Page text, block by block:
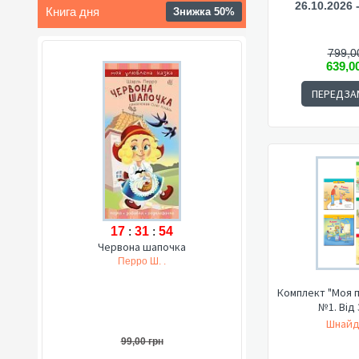
Книга дня Знижка 50%
17 : 31 : 53
Червона шапочка
Перро Ш. .
99,00 грн
26.10.2026
Комплект "Моя
№1. Від